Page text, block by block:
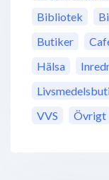
Bibliotek
Butiker
Hälsa
VVS
Övrigt